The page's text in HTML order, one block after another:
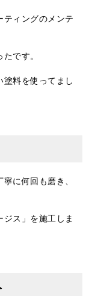
ィングのメンテ
です。
料を使ってまし
に何回も磨き、
ス」を施工しま